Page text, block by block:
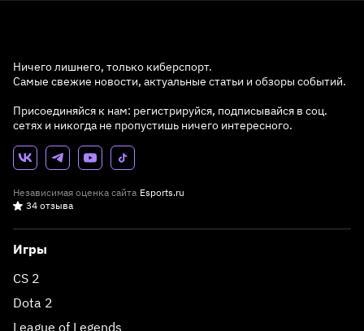
Ничего лишнего, только киберспорт.
Самые свежие новости, актуальные статьи и обзоры событий.
Присоединяйся к нам: регистрируйся, подписывайся в соц.
сетях и никогда не пропустишь ничего интересного.
Независимая оценка сайта Esports.ru
34 отзыва
Игры
CS 2
Dota 2
League of Legends